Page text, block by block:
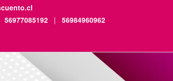
56977085192 | 56984960962